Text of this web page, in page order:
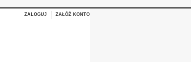
ZALOGUJ ZAŁÓŻ KONTO